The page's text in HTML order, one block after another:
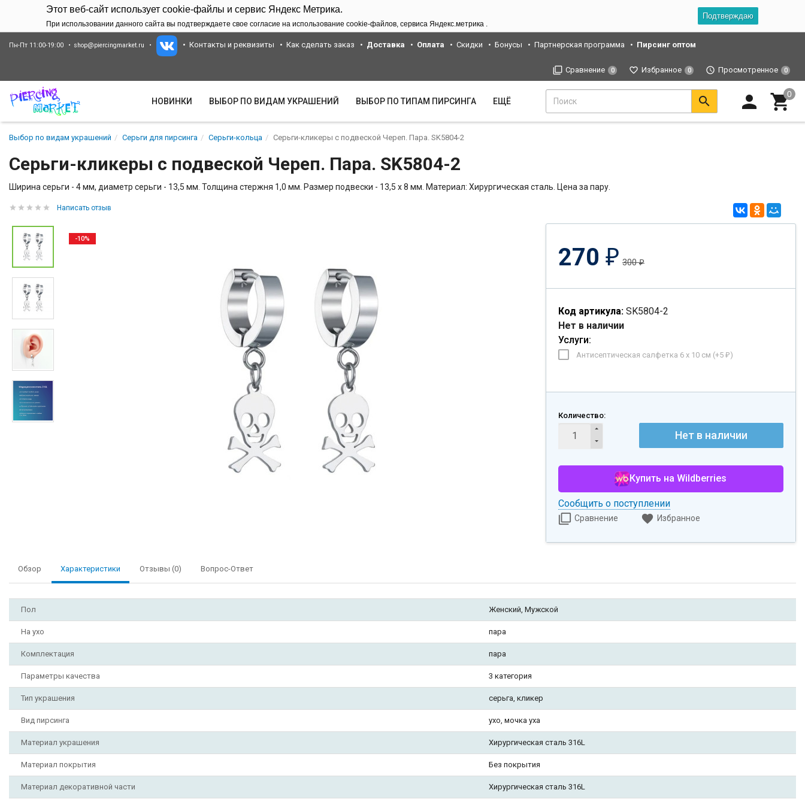
Этот веб-сайт использует cookie-файлы и сервис Яндекс Метрика.
При использовании данного сайта вы подтверждаете свое согласие на использование cookie-файлов, сервиса Яндекс.метрика .
Подтверждаю
Пн-Пт 11:00-19:00 shop@piercingmarket.ru Контакты и реквизиты Как сделать заказ Доставка Оплата Скидки Бонусы Партнерская программа Пирсинг оптом
Сравнение 0 Избранное 0 Просмотренное 0
НОВИНКИ ВЫБОР ПО ВИДАМ УКРАШЕНИЙ ВЫБОР ПО ТИПАМ ПИРСИНГА ЕЩЁ
Выбор по видам украшений Серьги для пирсинга Серьги-кольца Серьги-кликеры с подвеской Череп. Пара. SK5804-2
Серьги-кликеры с подвеской Череп. Пара. SK5804-2
Ширина серьги - 4 мм, диаметр серьги - 13,5 мм. Толщина стержня 1,0 мм. Размер подвески - 13,5 х 8 мм. Материал: Хирургическая сталь. Цена за пару.
Написать отзыв
-10%
270 ₽ 300₽
Код артикула: SK5804-2
Нет в наличии
Услуги:
Антисептическая салфетка 6 х 10 см (+5 ₽ )
Количество:
Нет в наличии
Купить на Wildberries
Сообщить о поступлении
Сравнение Избранное
Обзор Характеристики Отзывы (0) Вопрос-Ответ
Пол Женский, Мужской
На ухо пара
Комплектация пара
Параметры качества 3 категория
Тип украшения серьга, кликер
Вид пирсинга ухо, мочка уха
Материал украшения Хирургическая сталь 316L
Материал покрытия Без покрытия
Материал декоративной части Хирургическая сталь 316L